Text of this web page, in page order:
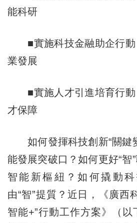
能科研
■實施科技金融助企行動
業發展
■實施人才引進培育行動
才保障
如何發揮科技創新“關鍵
能發展突破口？如何更好“智
智能新樞紐？如何撬動
由“智”提質？近日，《廣西
智能+”行動工作方案》（以